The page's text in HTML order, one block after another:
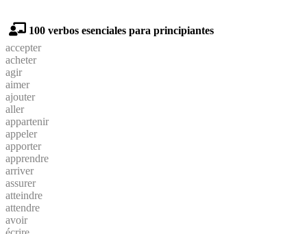
100 verbos esenciales para principiantes
accepter
acheter
agir
aimer
ajouter
aller
appartenir
appeler
apporter
apprendre
arriver
assurer
atteindre
attendre
avoir